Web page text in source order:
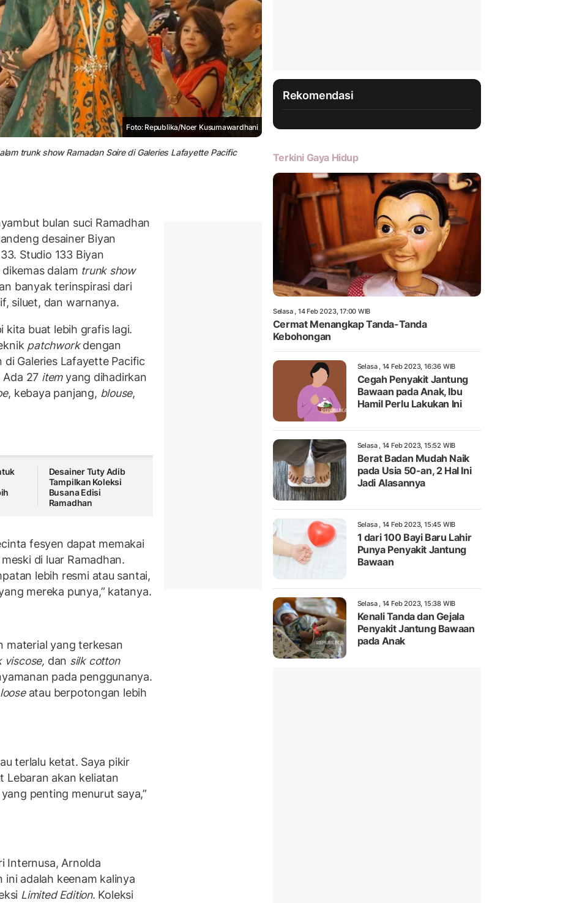
Foto: Republika/Noer Kusumawardhani
trunk show Ramadan Soire di Galeries Lafayette Pacific
bulan suci Ramadhan
desainer Biyan
Studio 133 Biyan
dalam trunk show
banyak terinspirasi dari
siluet, dan warnanya.
kita buat lebih grafis lagi.
patchworkdengan
di Galeries Lafayette Pacific
Ada 27 itemyang dihadirkan
, kebaya panjang, blouse,
Desainer Tuty Adib
Tampilkan Koleksi
Busana Edisi
Ramadhan
fesyen dapat memakai
di luar Ramadhan.
lebih resmi atau santai,
mereka punya,” katanya.
material yang terkesan
viscose, dan silk cotton
pada penggunanya.
looseatau berpotongan lebih
terlalu ketat. Saya pikir
Lebaran akan keliatan
penting menurut saya,”
Internusa, Arnolda
adalah keenam kalinya
Limited Edition. Koleksi
Rekomendasi
Terkini Gaya Hidup
Selasa , 14 Feb 2023, 17:00 WIB
Cermat Menangkap Tanda-Tanda
Kebohongan
Selasa , 14 Feb 2023, 16:36 WIB
Cegah Penyakit Jantung
Bawaan pada Anak, Ibu
Hamil Perlu Lakukan Ini
Selasa , 14 Feb 2023, 15:52 WIB
Berat Badan Mudah Naik
pada Usia 50-an, 2 Hal Ini
Jadi Alasannya
Selasa , 14 Feb 2023, 15:45 WIB
1 dari 100 Bayi Baru Lahir
Punya Penyakit Jantung
Bawaan
Selasa , 14 Feb 2023, 15:38 WIB
Kenali Tanda dan Gejala
Penyakit Jantung Bawaan
pada Anak